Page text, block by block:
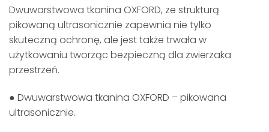
Dwuwarstwowa tkanina OXFORD, ze strukturą
pikowaną ultrasonicznie zapewnia nie tylko
skuteczną ochronę, ale jest także trwała w
użytkowaniu tworząc bezpieczną dla zwierzaka
przestrzeń.
● Dwuwarstwowa tkanina OXFORD – pikowana
ultrasonicznie.